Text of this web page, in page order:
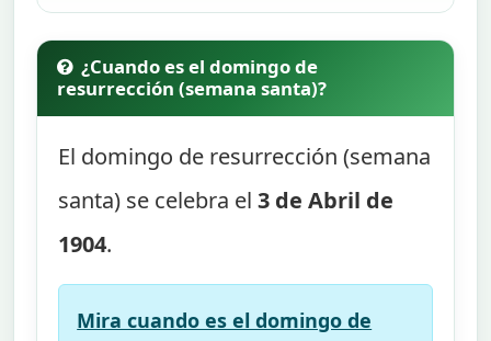
¿Cuando es el domingo de
resurrección (semana santa)?
El domingo de resurrección (semana
santa) se celebra el3 de Abril de
1904.
Mira cuando es el domingo de